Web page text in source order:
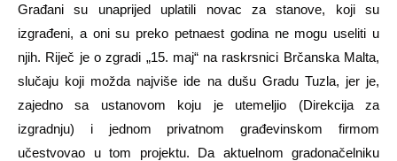
Građani su unaprijed uplatili novac za stanove, koji su
izgrađeni, a oni su preko petnaest godina ne mogu useliti u
njih. Riječ je o zgradi „15. maj“ na raskrsnici Brčanska Malta,
slučaju koji možda najviše ide na dušu Gradu Tuzla, jer je,
zajedno sa ustanovom koju je utemeljio (Direkcija za
izgradnju) i jednom privatnom građevinskom firmom
učestvovao u tom projektu. Da aktuelnom gradonačelniku